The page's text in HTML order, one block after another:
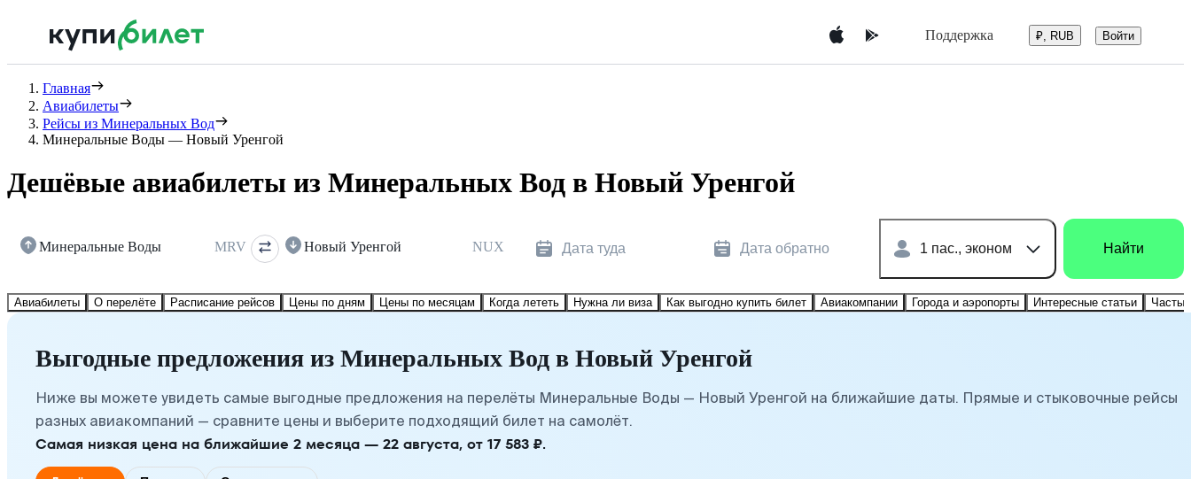
Поддержка ₽, RUB Войти
Главная
Авиабилеты
Рейсы из Минеральных Вод
Минеральные Воды — Новый Уренгой
Дешёвые авиабилеты из Минеральных Вод в Новый Уренгой
Минеральные Воды MRV Новый Уренгой NUX Дата туда Дата обратно 1 пас., эконом Найти
Авиабилеты О перелёте Расписание рейсов Цены по дням Цены по месяцам Когда лететь Нужна ли виза Как выгодно купить билет Авиакомпании Города и аэропорты Интересные статьи
Выгодные предложения из Минеральных Вод в Новый Уренгой
Ниже вы можете увидеть самые выгодные предложения на перелёты Минеральные Воды — Новый Уренгой на ближайшие даты. Прямые и стыковочные рейсы
разных авиакомпаний — сравните цены и выберите подходящий билет на самолёт.
Самая низкая цена на ближайшие 2 месяца — 22 августа, от 17 583 ₽.